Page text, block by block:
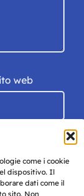
come i cookie
dispositivo. Il
dati come il
sito. Non
web